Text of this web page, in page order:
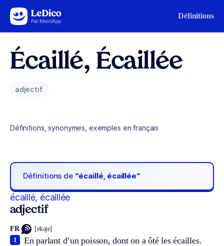
Aller au contenu Définitions
Écaillé, Écaillée
adjectif
Définitions, synonymes, exemples en français
Définitions de “écaillé, écaillée“
écaillé, écaillée
adjectif
FR [ekaje]
En parlant d’un poisson, dont on a ôté les écailles.
1